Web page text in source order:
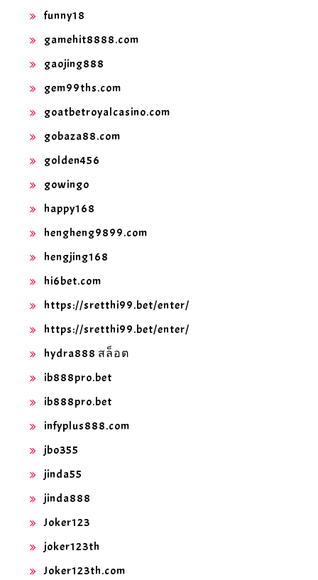
funny18
gamehit8888.com
gaojing888
gem99ths.com
goatbetroyalcasino.com
gobaza88.com
golden456
gowingo
happy168
hengheng9899.com
hengjing168
hi6bet.com
https://sretthi99.bet/enter/
https://sretthi99.bet/enter/
hydra888 สล็อต
ib888pro.bet
ib888pro.bet
infyplus888.com
jbo355
jinda55
jinda888
Joker123
joker123th
Joker123th.com